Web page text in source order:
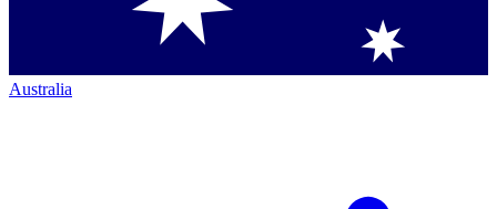
Australia